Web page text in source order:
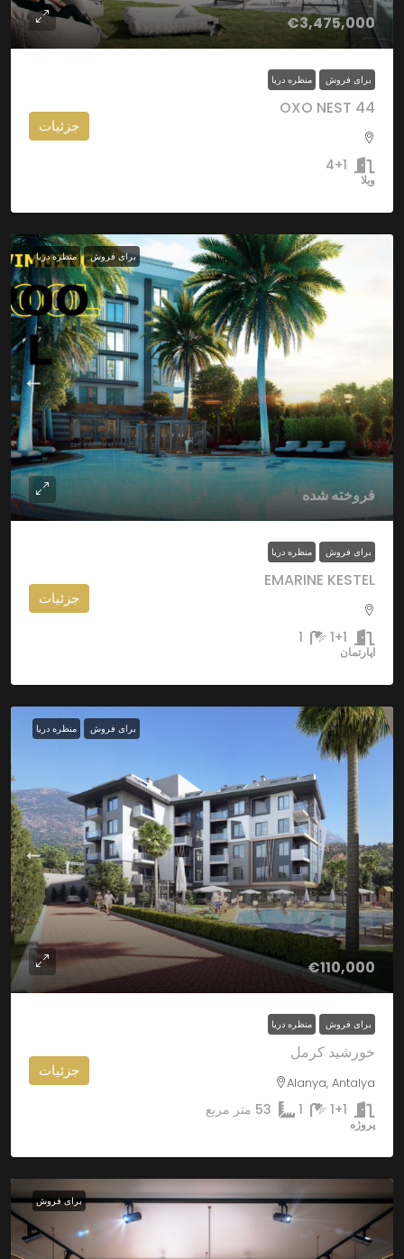
€3,475,000
برای فروش منظره دریا
OXO NEST 44
4+1
ویلا
جزئیات
برای فروش منظره دریا
فروخته شده
برای فروش منظره دریا
EMARINE KESTEL
1+1
1
اپارتمان
جزئیات
برای فروش منظره دریا
€110,000
برای فروش منظره دریا
خورشید کرمل
Alanya, Antalya
1+1
1
53 متر مربع
پروژه
جزئیات
برای فروش